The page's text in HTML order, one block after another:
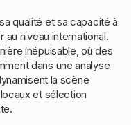
qualité et sa capacité à
niveau international.
inépuisable, où des
dans une analyse
la scène
et sélection